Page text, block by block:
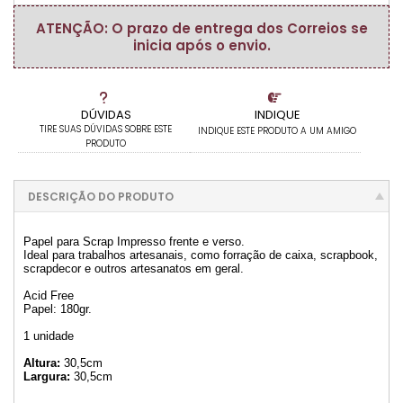
DÚVIDAS
TIRE SUAS DÚVIDAS SOBRE ESTE
PRODUTO
INDIQUE
INDIQUE ESTE PRODUTO A UM AMIGO
ATENÇÃO: O prazo de entrega dos Correios se
inicia após o envio.
DESCRIÇÃO DO PRODUTO
Papel para Scrap Impresso frente e verso.
Ideal para trabalhos artesanais, como forração de caixa, scrapbook,
scrapdecor e outros artesanatos em geral.
Acid Free
Papel: 180gr.
1 unidade
Altura: 30,5cm
Largura: 30,5cm